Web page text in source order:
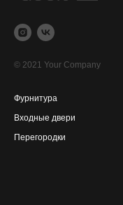
© 2021 Your Company
Фурнитура
Входные двери
Перегородки